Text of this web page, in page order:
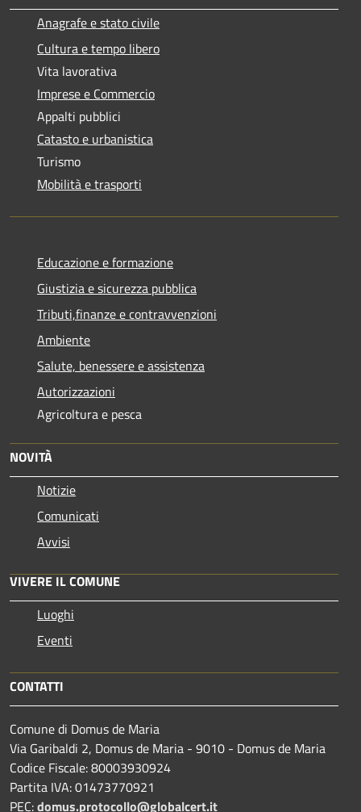
Anagrafe e stato civile
Cultura e tempo libero
Vita lavorativa
Imprese e Commercio
Appalti pubblici
Catasto e urbanistica
Turismo
Mobilità e trasporti
Educazione e formazione
Giustizia e sicurezza pubblica
Tributi,finanze e contravvenzioni
Ambiente
Salute, benessere e assistenza
Autorizzazioni
Agricoltura e pesca
NOVITÀ
Notizie
Comunicati
Avvisi
VIVERE IL COMUNE
Luoghi
Eventi
CONTATTI
Comune di Domus de Maria
Via Garibaldi 2, Domus de Maria - 9010 - Domus de Maria
Codice Fiscale: 80003930924
Partita IVA: 01473770921
PEC:domus.protocollo@globalcert.it